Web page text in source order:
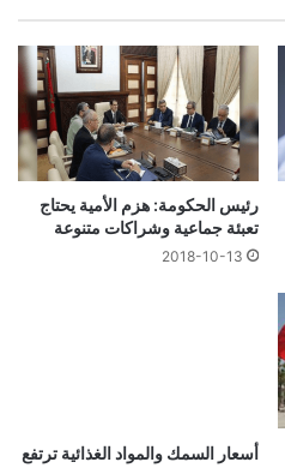
رئيس الحكومة: هزم الأمية يحتاج
تعبئة جماعية وشراكات متنوعة
2018-10-13
أسعار السمك والمواد الغذائية ترتفع